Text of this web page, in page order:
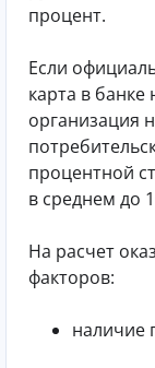
процент.
Если
карта в
организация
процентной
в среднем до
На расчет
факторов:
наличие